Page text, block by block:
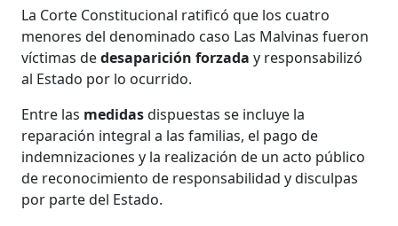
La Corte Constitucional ratificó que los cuatro
menores del denominado caso Las Malvinas fueron
víctimas dedesaparición forzada y responsabilizó
al Estado por lo ocurrido.
Entre las medidasdispuestas se incluye la
reparación integral a las familias, el pago de
indemnizaciones y la realización de un acto público
de reconocimiento de responsabilidad y disculpas
por parte del Estado.